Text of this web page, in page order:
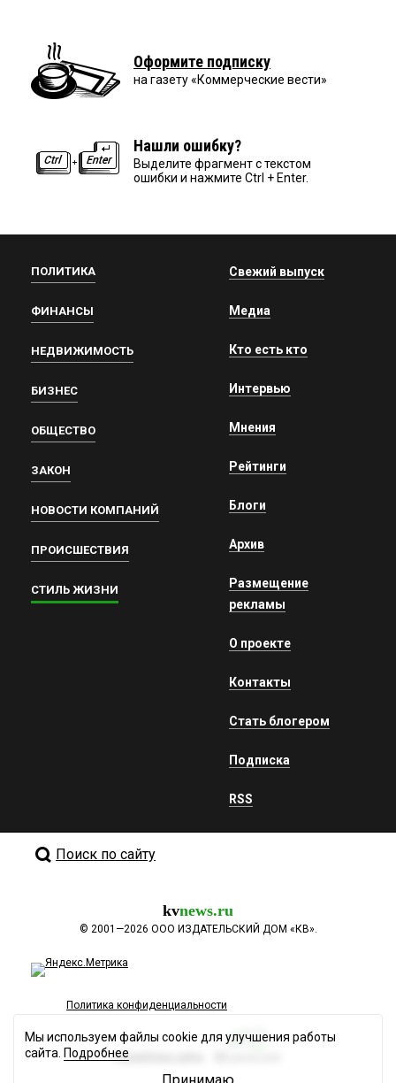
Оформите подписку
на газету «Коммерческие вести»
Нашли ошибку?
Выделите фрагмент с текстом
ошибки и нажмите Ctrl + Enter.
ПОЛИТИКА
ФИНАНСЫ
НЕДВИЖИМОСТЬ
БИЗНЕС
ОБЩЕСТВО
ЗАКОН
НОВОСТИ КОМПАНИЙ
ПРОИСШЕСТВИЯ
СТИЛЬ ЖИЗНИ
Свежий выпуск
Медиа
Кто есть кто
Интервью
Мнения
Рейтинги
Блоги
Архив
Размещение
рекламы
О проекте
Контакты
Стать блогером
Подписка
RSS
Поиск по сайту
kvnews.ru
© 2001—2026 ООО ИЗДАТЕЛЬСКИЙ ДОМ «КВ».
Политика конфиденциальности
Разработка сайта
Мы используем файлы cookie для улучшения работы
сайта. Подробнее